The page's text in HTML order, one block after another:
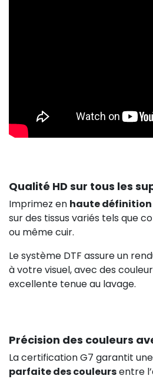
Qualité HD sur tous les
Imprimez en haute définition
sur des tissus variés tels que
ou même cuir.
Le système DTF assure un
à votre visuel, avec des
excellente tenue au lavage.
Précision des couleurs
La certification G7 garantit une
parfaite des couleursentre